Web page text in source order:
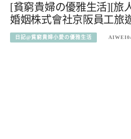
[貧窮貴婦の優雅生活][旅
婚姻株式會社京阪員工旅
日記@貧窮貴婦小愛の優雅生活